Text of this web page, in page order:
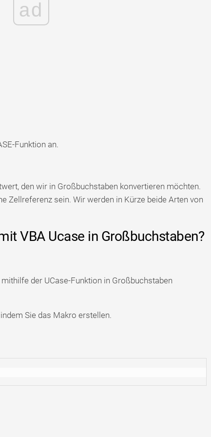
ad
Funktion an.
den wir in Großbuchstaben konvertieren möchten.
Zellreferenz sein. Wir werden in Kürze beide Arten von
VBA Ucase in Großbuchstaben?
der UCase-Funktion in Großbuchstaben
Sie das Makro erstellen.